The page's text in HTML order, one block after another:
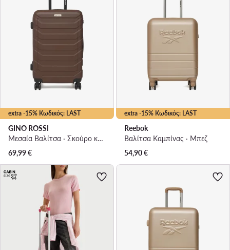
extra -15% Κωδικός: LAST
GINO ROSSI
Μεσαία Βαλίτσα · Σκούρο καφέ
69,99€
extra -15% Κωδικός: LAST
Reebok
Βαλίτσα Καμπίνας · Μπεζ
54,90€